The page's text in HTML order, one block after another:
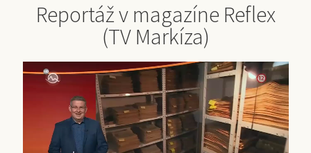
Reportáž v magazíne Reflex
(TV Markíza)